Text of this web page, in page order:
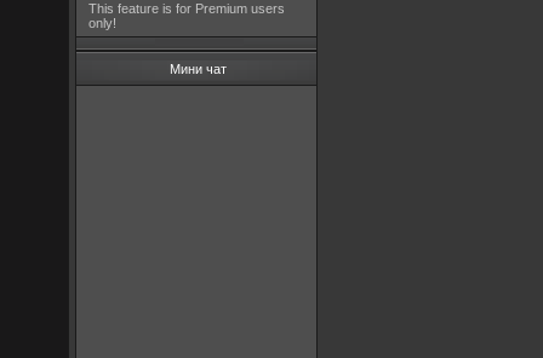
This feature is for Premium users
only!
Мини чат